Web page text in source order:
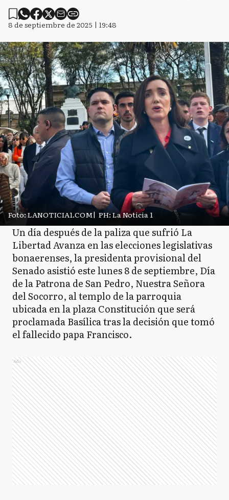
8 de septiembre de 2025 | 19:48
Foto: LANOTICIA1.COM| PH: La Noticia 1
Un día después de la paliza que sufrió La
Libertad Avanza en las elecciones legislativas
bonaerenses, la presidenta provisional del
Senado asistió este lunes 8 de septiembre, Día
de la Patrona de San Pedro, Nuestra Señora
del Socorro, al templo de la parroquia
ubicada en la plaza Constitución que será
proclamada Basílica tras la decisión que tomó
el fallecido papa Francisco.
Ads